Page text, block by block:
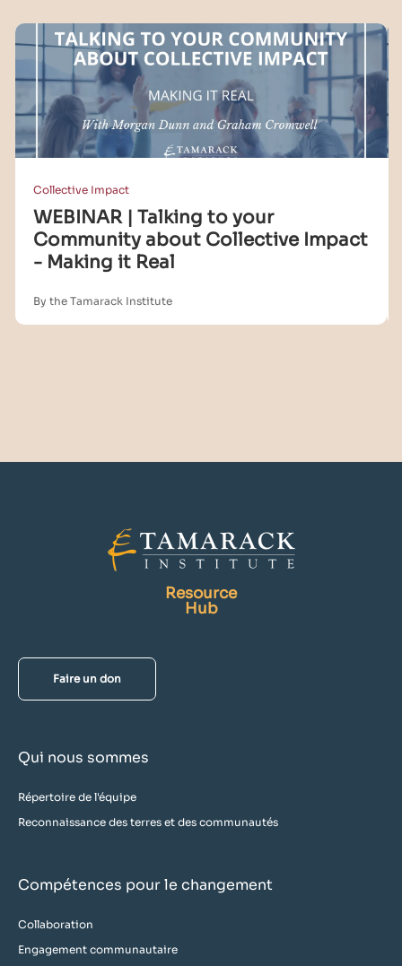
Collective Impact
WEBINAR | Talking to your
Community about Collective Impact
- Making it Real
By the Tamarack Institute
Resource
Hub
Faire un don
Qui nous sommes
Répertoire de l'équipe
Reconnaissance des terres et des communautés
Compétences pour le changement
Collaboration
Engagement communautaire